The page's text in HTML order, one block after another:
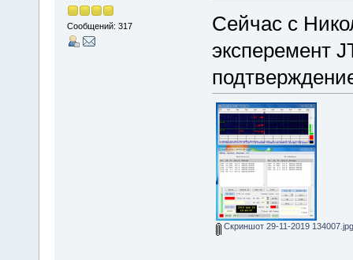
Сообщений: 317
Сейчас с
эксперемент
Скриншот 29-11-2019 134007.jpg